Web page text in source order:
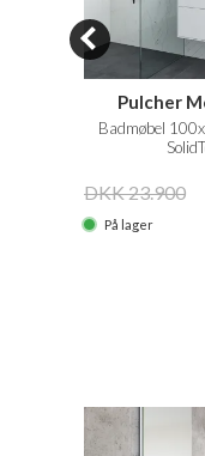
Pulcher
Badmøbel
DKK 23.900
På lager